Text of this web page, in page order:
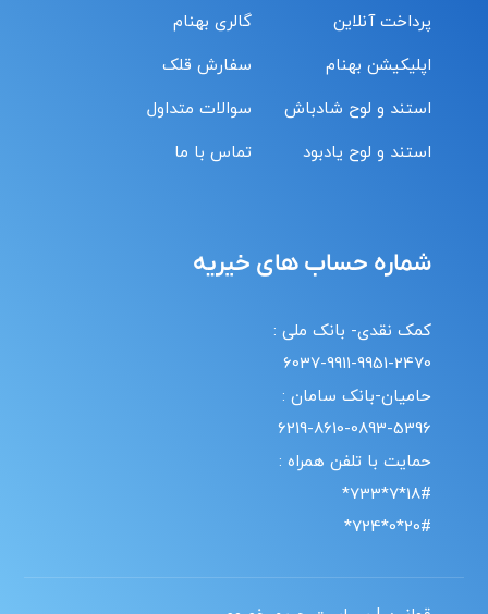
پرداخت آنلاین
اپلیکیشن بهنام
استند و لوح شادباش
استند و لوح یادبود
گالری بهنام
سفارش قلک
سوالات متداول
تماس با ما
شماره حساب های خیریه
کمک نقدی- بانک ملی :
6037-9911-9951-2470
حامیان-بانک سامان :
6219-8610-0893-5396
حمایت با تلفن همراه :
18#*7*733*
20#*0*724*